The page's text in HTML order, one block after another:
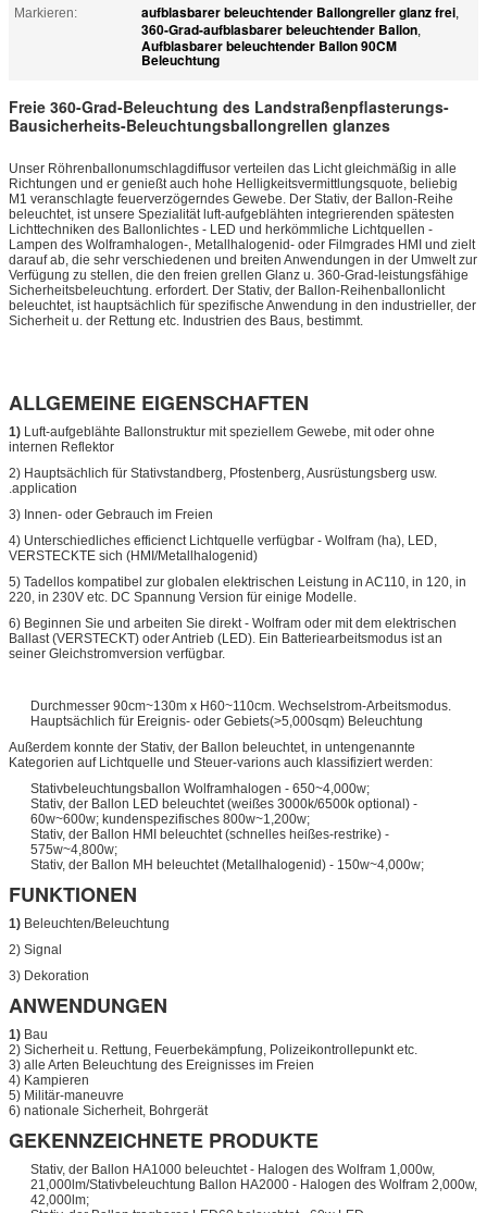
Markieren: aufblasbarer beleuchtender Ballongreller glanz frei,
360-Grad-aufblasbarer beleuchtender Ballon,
Aufblasbarer beleuchtender Ballon 90CM
Beleuchtung
Freie 360-Grad-Beleuchtung des Landstraßenpflasterungs-
Bausicherheits-Beleuchtungsballongrellen glanzes
Unser Röhrenballonumschlagdiffusor verteilen das Licht gleichmäßig in alle
Richtungen und er genießt auch hohe Helligkeitsvermittlungsquote, beliebig
M1 veranschlagte feuerverzögerndes Gewebe. Der Stativ, der Ballon-Reihe
beleuchtet, ist unsere Spezialität luft-aufgeblähten integrierenden spätesten
Lichttechniken des Ballonlichtes - LED und herkömmliche Lichtquellen -
Lampen des Wolframhalogen-, Metallhalogenid- oder Filmgrades HMI und zielt
darauf ab, die sehr verschiedenen und breiten Anwendungen in der Umwelt zur
Verfügung zu stellen, die den freien grellen Glanz u. 360-Grad-leistungsfähige
Sicherheitsbeleuchtung. erfordert. Der Stativ, der Ballon-Reihenballonlicht
beleuchtet, ist hauptsächlich für spezifische Anwendung in den industrieller, der
Sicherheit u. der Rettung etc. Industrien des Baus, bestimmt.
ALLGEMEINE EIGENSCHAFTEN
1) Luft-aufgeblähte Ballonstruktur mit speziellem Gewebe, mit oder ohne
internen Reflektor
2) Hauptsächlich für Stativstandberg, Pfostenberg, Ausrüstungsberg usw.
.application
3) Innen- oder Gebrauch im Freien
4) Unterschiedliches efficienct Lichtquelle verfügbar - Wolfram (ha), LED,
VERSTECKTE sich (HMI/Metallhalogenid)
5) Tadellos kompatibel zur globalen elektrischen Leistung in AC110, in 120, in
220, in 230V etc. DC Spannung Version für einige Modelle.
6) Beginnen Sie und arbeiten Sie direkt - Wolfram oder mit dem elektrischen
Ballast (VERSTECKT) oder Antrieb (LED). Ein Batteriearbeitsmodus ist an
seiner Gleichstromversion verfügbar.
Durchmesser 90cm~130m x H60~110cm. Wechselstrom-Arbeitsmodus.
Hauptsächlich für Ereignis- oder Gebiets(>5,000sqm) Beleuchtung
Außerdem konnte der Stativ, der Ballon beleuchtet, in untengenannte
Kategorien auf Lichtquelle und Steuer-varions auch klassifiziert werden:
Stativbeleuchtungsballon Wolframhalogen - 650~4,000w;
Stativ, der Ballon LED beleuchtet (weißes 3000k/6500k optional) -
60w~600w; kundenspezifisches 800w~1,200w;
Stativ, der Ballon HMI beleuchtet (schnelles heißes-restrike) -
575w~4,800w;
Stativ, der Ballon MH beleuchtet (Metallhalogenid) - 150w~4,000w;
FUNKTIONEN
1) Beleuchten/Beleuchtung
2) Signal
3) Dekoration
ANWENDUNGEN
1) Bau
2) Sicherheit u. Rettung, Feuerbekämpfung, Polizeikontrollepunkt etc.
3) alle Arten Beleuchtung des Ereignisses im Freien
4) Kampieren
5) Militär-maneuvre
6) nationale Sicherheit, Bohrgerät
GEKENNZEICHNETE PRODUKTE
Stativ, der Ballon HA1000 beleuchtet - Halogen des Wolfram 1,000w,
21,000lm/Stativbeleuchtung Ballon HA2000 - Halogen des Wolfram 2,000w,
42,000lm;